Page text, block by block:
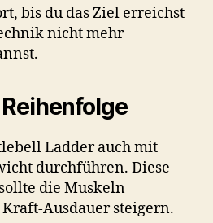
bis du das Ziel erreichst
nicht mehr
Ladder auch mit
durchführen. Diese
sollte die Muskeln
Ausdauer steigern.